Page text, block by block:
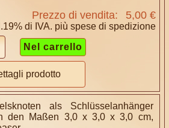
Prezzo di vendita: 5,00 €
di IVA. più spese di spedizione
prodotto